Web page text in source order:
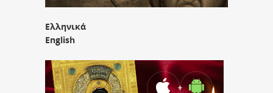
Ελληνικά
English